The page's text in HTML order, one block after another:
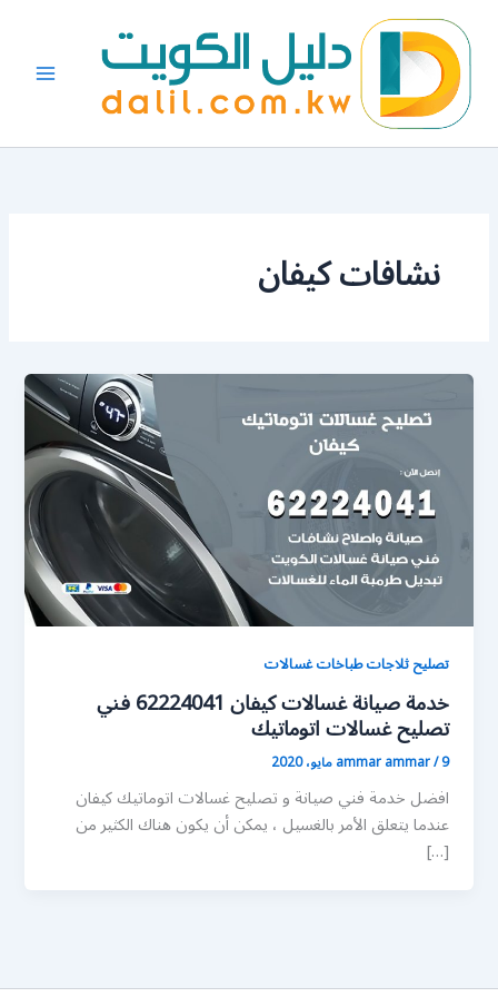
المحتوى
نشافات كيفان
تصليح ثلاجات طباخات غسالات
خدمة صيانة غسالات كيفان 62224041 فني
تصليح غسالات اتوماتيك
ammar ammar/9 مايو، 2020
افضل خدمة فني صيانة و تصليح غسالات اتوماتيك كيفان
عندما يتعلق الأمر بالغسيل ، يمكن أن يكون هناك الكثير من
[…]